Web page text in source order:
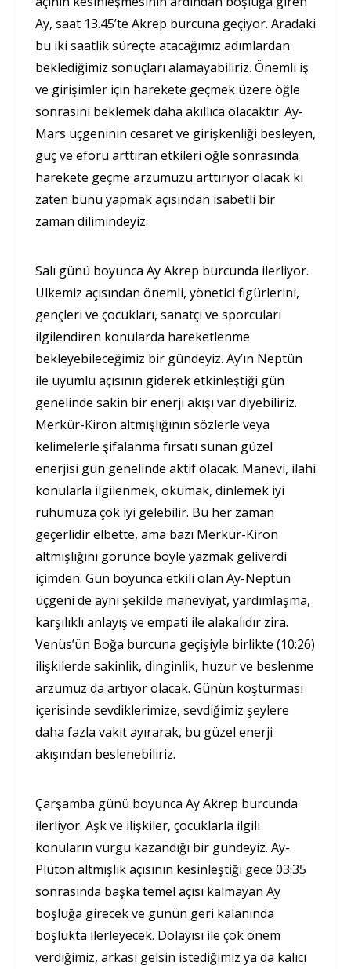
Ay, saat 13.45’te Akrep burcuna geçiyor. Aradaki
bu iki saatlik süreçte atacağımız adımlardan
beklediğimiz sonuçları alamayabiliriz. Önemli iş
ve girişimler için harekete geçmek üzere öğle
sonrasını beklemek daha akıllıca olacaktır. Ay-
Mars üçgeninin cesaret ve girişkenliği besleyen,
güç ve eforu arttıran etkileri öğle sonrasında
harekete geçme arzumuzu arttırıyor olacak ki
zaten bunu yapmak açısından isabetli bir
zaman dilimindeyiz.
Salı günü boyunca Ay Akrep burcunda ilerliyor.
Ülkemiz açısından önemli, yönetici figürlerini,
gençleri ve çocukları, sanatçı ve sporcuları
ilgilendiren konularda hareketlenme
bekleyebileceğimiz bir gündeyiz. Ay’ın Neptün
ile uyumlu açısının giderek etkinleştiği gün
genelinde sakin bir enerji akışı var diyebiliriz.
Merkür-Kiron altmışlığının sözlerle veya
kelimelerle şifalanma fırsatı sunan güzel
enerjisi gün genelinde aktif olacak. Manevi, ilahi
konularla ilgilenmek, okumak, dinlemek iyi
ruhumuza çok iyi gelebilir. Bu her zaman
geçerlidir elbette, ama bazı Merkür-Kiron
altmışlığını görünce böyle yazmak geliverdi
içimden. Gün boyunca etkili olan Ay-Neptün
üçgeni de aynı şekilde maneviyat, yardımlaşma,
karşılıklı anlayış ve empati ile alakalıdır zira.
Venüs’ün Boğa burcuna geçişiyle birlikte (10:26)
ilişkilerde sakinlik, dinginlik, huzur ve beslenme
arzumuz da artıyor olacak. Günün koşturması
içerisinde sevdiklerimize, sevdiğimiz şeylere
daha fazla vakit ayırarak, bu güzel enerji
akışından beslenebiliriz.
Çarşamba günü boyunca Ay Akrep burcunda
ilerliyor. Aşk ve ilişkiler, çocuklarla ilgili
konuların vurgu kazandığı bir gündeyiz. Ay-
Plüton altmışlık açısının kesinleştiği gece 03:35
sonrasında başka temel açısı kalmayan Ay
boşluğa girecek ve günün geri kalanında
boşlukta ilerleyecek. Dolayısı ile çok önem
verdiğimiz, arkası gelsin istediğimiz ya da kalıcı